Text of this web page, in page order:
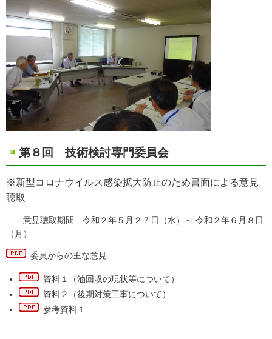
第８回 技術検討専門委員会
※新型コロナウイルス感染拡大防止のため書面による意見
聴取
意見聴取期間 令和２年５月２７日（水）～ 令和２年６月８日
（月）
委員からの主な意見
資料１
（油回収の現状等について）
資料２
（後期対策工事について）
参考資料１